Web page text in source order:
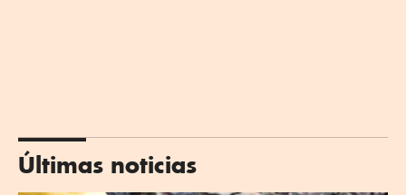
Últimas noticias